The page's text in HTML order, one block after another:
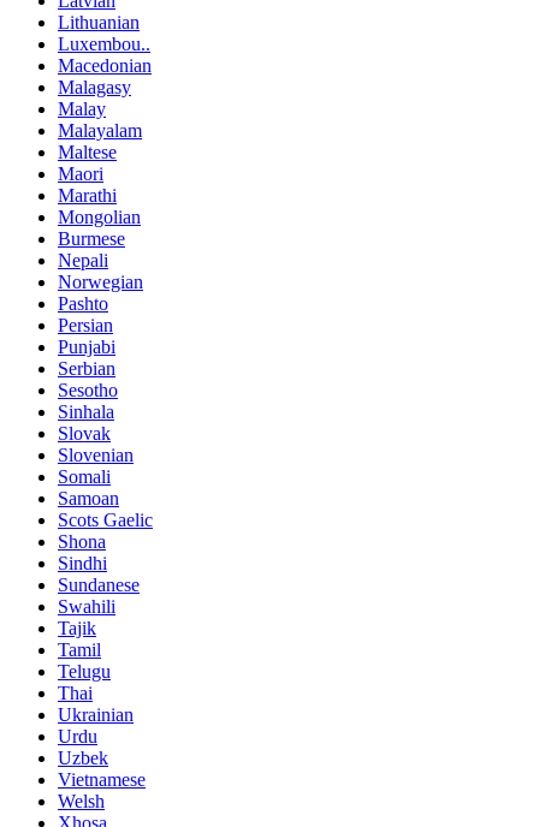
Lithuanian
Luxembou..
Macedonian
Malagasy
Malay
Malayalam
Maltese
Maori
Marathi
Mongolian
Burmese
Nepali
Norwegian
Pashto
Persian
Punjabi
Serbian
Sesotho
Sinhala
Slovak
Slovenian
Somali
Samoan
Scots Gaelic
Shona
Sindhi
Sundanese
Swahili
Tajik
Tamil
Telugu
Thai
Ukrainian
Urdu
Uzbek
Vietnamese
Welsh